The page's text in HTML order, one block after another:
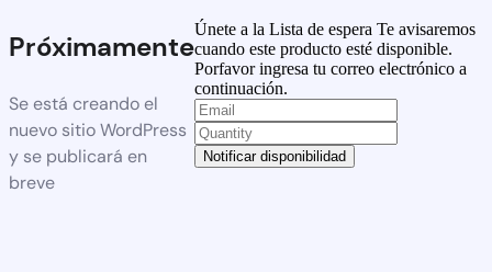
Próximamente
Se está creando el
nuevo sitio WordPress
y se publicará en
breve
Únete a la Lista de espera Te avisaremos
cuando este producto esté disponible.
Porfavor ingresa tu correo electrónico a
continuación.
Notificar disponibilidad